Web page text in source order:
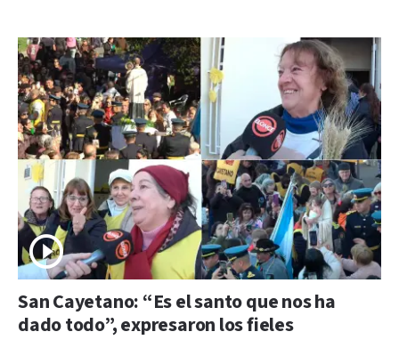
San Cayetano: “Es el santo que nos ha
dado todo”, expresaron los fieles